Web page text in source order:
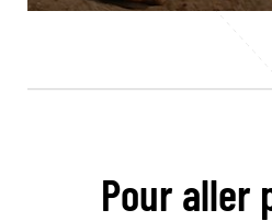
Pour aller